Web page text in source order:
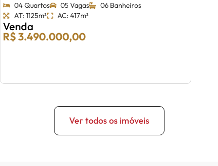
04 Quartos
05 Vagas
06 Banheiros
AT: 1125m²
AC: 417m²
Venda
R$ 3.490.000,00
Ver todos os imóveis